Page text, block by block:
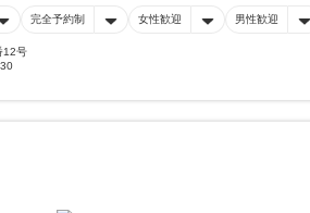
完全予約制 女性歓迎 男性歓迎
12号